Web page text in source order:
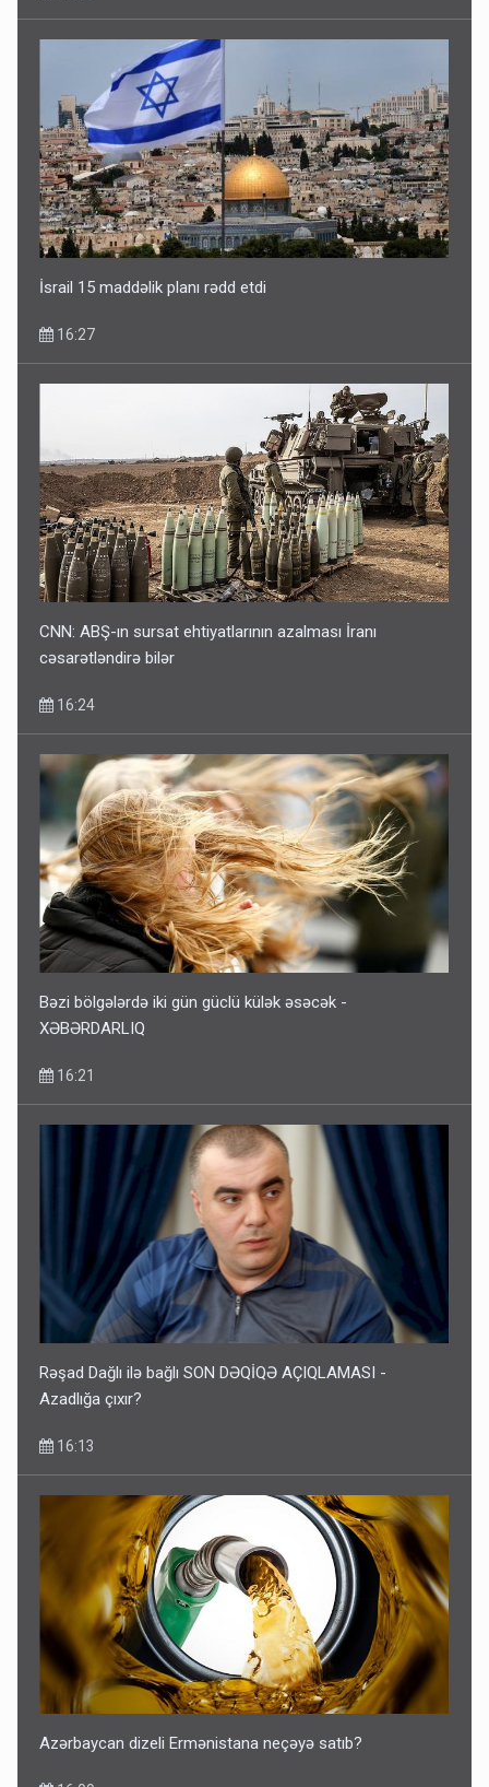
İsrail 15 maddəlik planı rədd etdi
16:27
CNN: ABŞ-ın sursat ehtiyatlarının azalması İranı
cəsarətləndirə bilər
16:24
Bəzi bölgələrdə iki gün güclü külək əsəcək -
XƏBƏRDARLIQ
16:21
Rəşad Dağlı ilə bağlı SON DƏQİQƏ AÇIQLAMASI -
Azadlığa çıxır?
16:13
Azərbaycan dizeli Ermənistana neçəyə satıb?